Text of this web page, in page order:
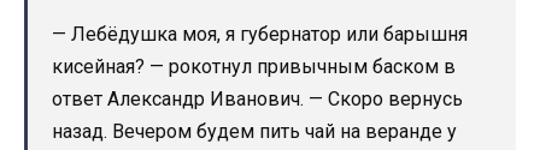
— Лебёдушка моя, я губернатор или барышня
кисейная? — рокотнул привычным баском в
ответ Александр Иванович. — Скоро вернусь
назад. Вечером будем пить чай на веранде у